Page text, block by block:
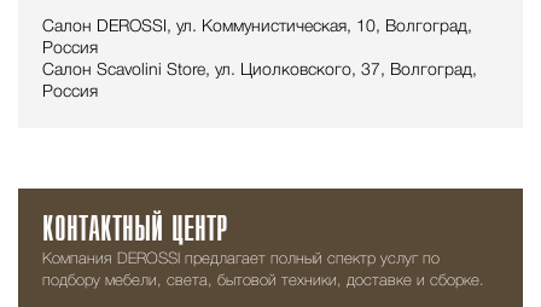
Салон DEROSSI, ул. Коммунистическая, 10, Волгоград,
Россия
Салон Scavolini Store, ул. Циолковского, 37, Волгоград,
Россия
КОНТАКТНЫЙ ЦЕНТР
Компания DEROSSI предлагает полный спектр услуг по
подбору мебели, света, бытовой техники, доставке и сборке.